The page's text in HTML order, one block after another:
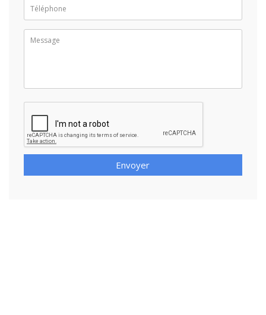
Envoyer